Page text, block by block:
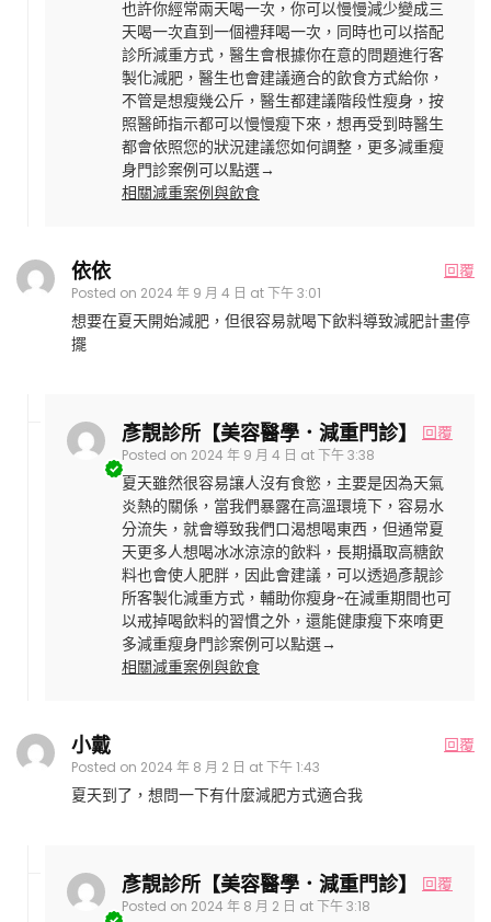
也許你經常兩天喝一次，你可以慢慢減少變成三
天喝一次直到一個禮拜喝一次，同時也可以搭配
診所減重方式，醫生會根據你在意的問題進行客
製化減肥，醫生也會建議適合的飲食方式給你，
不管是想瘦幾公斤，醫生都建議階段性瘦身，按
照醫師指示都可以慢慢瘦下來，想再受到時醫生
都會依照您的狀況建議您如何調整，更多減重瘦
身門診案例可以點選→
相關減重案例與飲食
依依
Posted on 2024 年 9 月 4 日 at 下午 3:01
回覆
想要在夏天開始減肥，但很容易就喝下飲料導致減肥計畫停
擺
彥靚診所【美容醫學．減重門診】
Posted on 2024 年 9 月 4 日 at 下午 3:38
回覆
夏天雖然很容易讓人沒有食慾，主要是因為天氣
炎熱的關係，當我們暴露在高溫環境下，容易水
分流失，就會導致我們口渴想喝東西，但通常夏
天更多人想喝冰冰涼涼的飲料，長期攝取高糖飲
料也會使人肥胖，因此會建議，可以透過彥靚診
所客製化減重方式，輔助你瘦身~在減重期間也可
以戒掉喝飲料的習慣之外，還能健康瘦下來唷更
多減重瘦身門診案例可以點選→
相關減重案例與飲食
小戴
Posted on 2024 年 8 月 2 日 at 下午 1:43
回覆
夏天到了，想問一下有什麼減肥方式適合我
彥靚診所【美容醫學．減重門診】
Posted on 2024 年 8 月 2 日 at 下午 3:18
回覆